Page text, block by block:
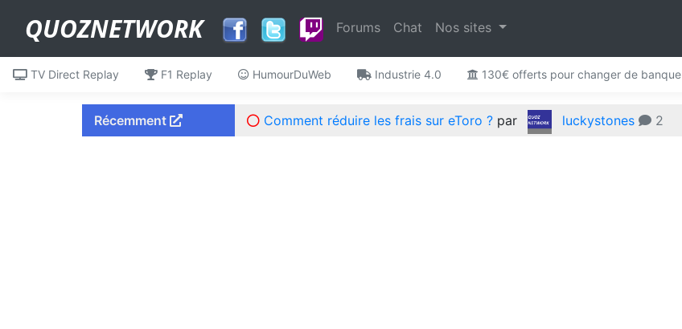
QUOZNETWORK Forums Chat Nos sites
TV Direct Replay F1 Replay HumourDuWeb Industrie 4.0 130€ offerts pour changer de banque
Récemment Comment réduire les frais sur eToro ? par luckystones 2